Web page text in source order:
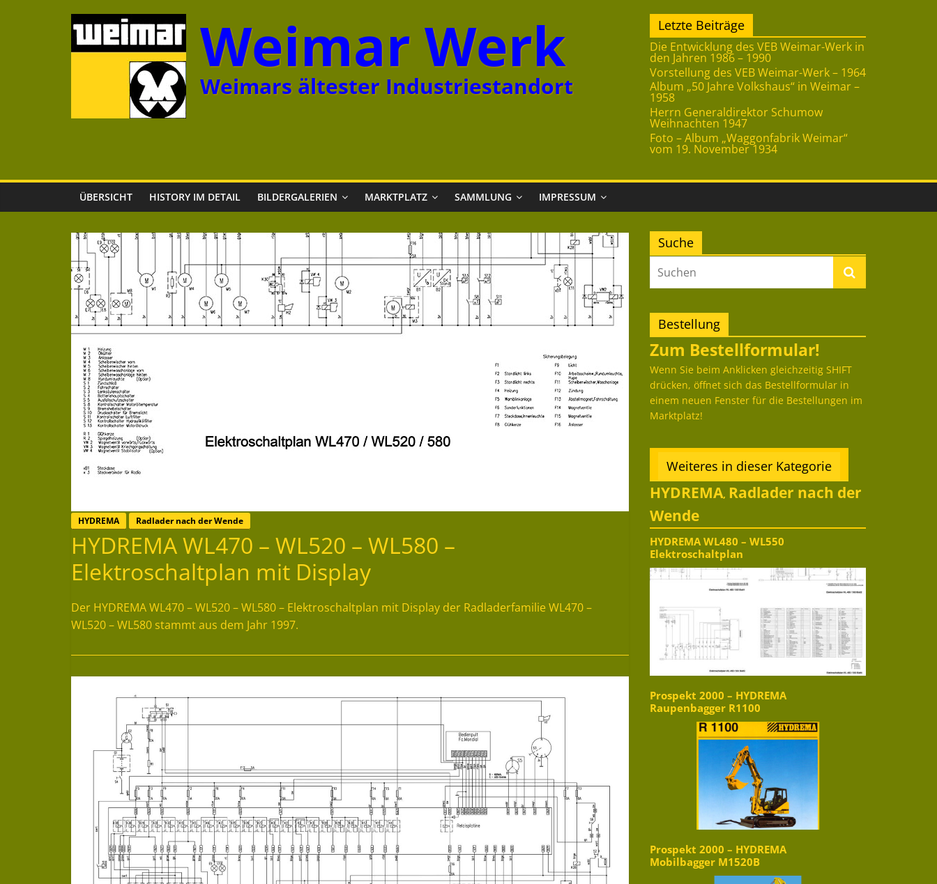
Weimar Werk
Weimars ältester Industriestandort
Letzte Beiträge
Die Entwicklung des VEB Weimar-Werk in
den Jahren 1986 – 1990
Vorstellung des VEB Weimar-Werk – 1964
Album „50 Jahre Volkshaus“ in Weimar –
1958
Herrn Generaldirektor Schumow
Weihnachten 1947
Foto – Album „Waggonfabrik Weimar“
vom 19. November 1934
ÜBERSICHT HISTORY IM DETAIL BILDERGALERIEN MARKTPLATZ SAMMLUNG IMPRESSUM
HYDREMA Radlader nach der Wende
HYDREMA WL470 – WL520 – WL580 –
Elektroschaltplan mit Display
Der HYDREMA WL470 – WL520 – WL580 – Elektroschaltplan mit Display der Radladerfamilie WL470 –
WL520 – WL580 stammt aus dem Jahr 1997.
Suche
Bestellung
Zum Bestellformular!
Wenn Sie beim Anklicken gleichzeitig SHIFT
drücken, öffnet sich das Bestellformular in
einem neuen Fenster für die Bestellungen im
Marktplatz!
Weiteres in dieser Kategorie
HYDREMA, Radlader nach der
Wende
HYDREMA WL480 – WL550
Elektroschaltplan
Prospekt 2000 – HYDREMA
Raupenbagger R1100
Prospekt 2000 – HYDREMA
Mobilbagger M1520B